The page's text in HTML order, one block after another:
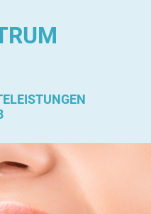
LEISTUNGEN